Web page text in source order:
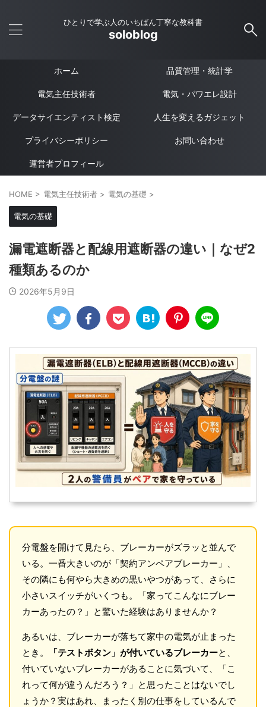
ひとりで学ぶ人のいちばん丁寧な教科書
soloblog
ホーム 品質管理・統計学
電気主任技術者 電気・パワエレ設計
データサイエンティスト検定 人生を変えるガジェット
プライバシーポリシー お問い合わせ
運営者プロフィール
HOME > 電気主任技術者 > 電気の基礎 >
電気の基礎
漏電遮断器と配線用遮断器の違い｜なぜ2
種類あるのか
2026年5月9日
分電盤を開けて見たら、ブレーカーがズラッと並んで
いる。一番大きいのが「契約アンペアブレーカー」、
その隣にも何やら大きめの黒いやつがあって、さらに
小さいスイッチがいくつも。「家ってこんなにブレー
カーあったの？」と驚いた経験はありませんか？
あるいは、ブレーカーが落ちて家中の電気が止まった
とき。
「テストボタン」が付いているブレーカーと、
付いていないブレーカーがあることに気づいて、「こ
れって何が違うんだろう？」と思ったことはないでし
ょうか？実はあれ、まったく別の仕事をしているんで